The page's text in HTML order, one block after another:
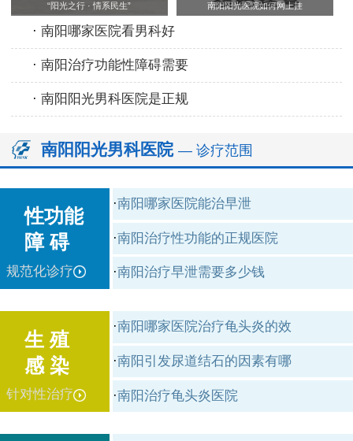
“阳光之行 · 情系民生” 南阳阳光医院如何网上挂
· 南阳哪家医院看男科好
· 南阳治疗功能性障碍需要
· 南阳阳光男科医院是正规
南阳阳光男科医院 — 诊疗范围
性功能
障 碍
规范化诊疗
·南阳哪家医院能治早泄
·南阳治疗性功能的正规医院
·南阳治疗早泄需要多少钱
生 殖
感 染
针对性治疗
·南阳哪家医院治疗龟头炎的效
·南阳引发尿道结石的因素有哪
·南阳治疗龟头炎医院